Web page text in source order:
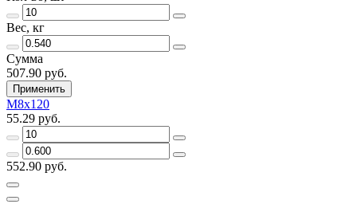
Вес, кг
Сумма
507.90 руб.
Применить
М8х120
55.29 руб.
552.90 руб.